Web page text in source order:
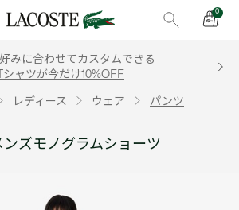
0
みに合わせてカスタムできる
Tシャツが今だけ10%OFF
レディース ウェア パンツ
ンズモノグラムショーツ